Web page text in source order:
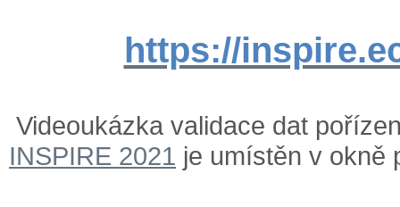
https://
Videoukázka validace dat
INSPIRE 2021 je umístěn v okně